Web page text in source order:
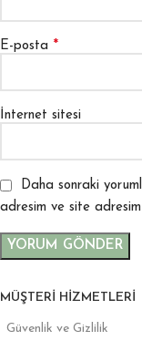
E-posta *
İnternet sitesi
Daha sonraki
adresim ve site
MÜŞTERI HIZMETLERI
Güvenlik ve Gizlilik